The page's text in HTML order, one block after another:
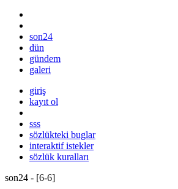
son24
dün
gündem
galeri
giriş
kayıt ol
sss
sözlükteki buglar
interaktif istekler
sözlük kuralları
son24 - [6-6]